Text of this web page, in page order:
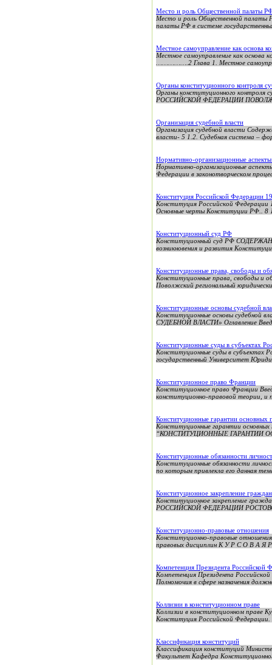
Место и роль Общественной палаты
Место и роль Общественной палаты
палаты РФ в системе
Местное самоуправление как основа
Местное самоуправление как
…………….2 Глава 1. Местное
Органы конституционного контроля
Органы конституционного
РОССИЙСКОЙ ФЕДЕРАЦИИ
Организация судебной власти
Организация судебной власти
власти- 5 1.2. Судебная система –
Нормативно-организационные
Нормативно-организационные
Федерации в законотворческом
Конституция Российской Федерации
Конституция Российской Федерации
Основные черты Конституции РФ.. 8
Конституционный суд РФ
Конституционный суд РФ
возникновения и развития
Конституционные права, свободы и
Конституционные права, свободы и
Поволжский региональный
Конституционные основы судебной
Конституционные основы
СУДЕБНОЙ ВЛАСТИ» Оглавление
Конституционные суды в субъектах
Конституционные суды в
государственный Университет
Конституционное право Франции
Конституционное право Франции
конституционно-правовой теории, и
Конституционные гарантии основных
Конституционные гарантии
“КОНСТИТУЦИОННЫЕ ГАРАНТИИ
Конституционные обязанности
Конституционные обязанности
по которым привлекла его данная
Конституционное закрепление
Конституционное закрепление
РОССИЙСКОЙ ФЕДЕРАЦИИ
Конституционно-правовые отношения
Конституционно-правовые
правовых дисциплин К У Р С О В А Я
Компетенция Президента Российской
Компетенция Президента
Полномочия в сфере назначения
Коллизии в конституционном праве
Коллизии в конституционном праве
Конституция Российской
Классификация конституций
Классификация конституций
Факультет Кафедра